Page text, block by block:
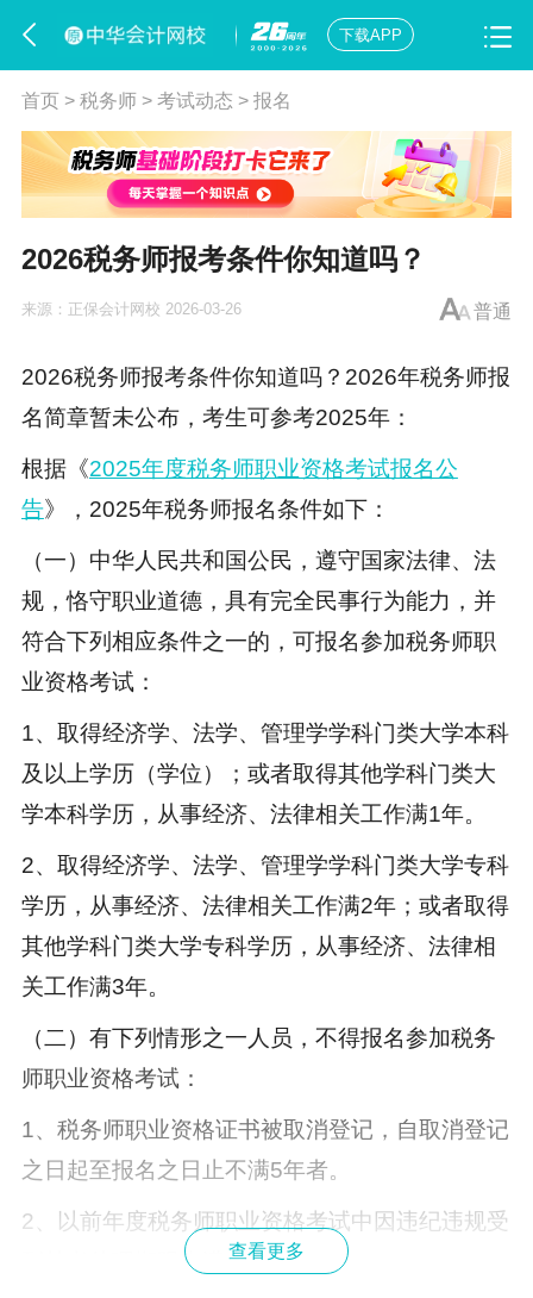
下载APP
首页> 税务师> 考试动态 > 报名
2026税务师报考条件你知道吗？
普通
来源： 正保会计网校 2026-03-26
2026税务师报考条件你知道吗？2026年税务师报
名简章暂未公布，考生可参考2025年：
根据《2025年度税务师职业资格考试报名公
告》，2025年税务师报名条件如下：
（一）中华人民共和国公民，遵守国家法律、法
规，恪守职业道德，具有完全民事行为能力，并
符合下列相应条件之一的，可报名参加税务师职
业资格考试：
1、取得经济学、法学、管理学学科门类大学本科
及以上学历（学位）；或者取得其他学科门类大
学本科学历，从事经济、法律相关工作满1年。
2、取得经济学、法学、管理学学科门类大学专科
学历，从事经济、法律相关工作满2年；或者取得
其他学科门类大学专科学历，从事经济、法律相
关工作满3年。
（二）有下列情形之一人员，不得报名参加税务
师职业资格考试：
1、税务师职业资格证书被取消登记，自取消登记
之日起至报名之日止不满5年者。
2、以前年度税务师职业资格考试中因违纪违规受
到禁考处理期限未满者。
查看更多